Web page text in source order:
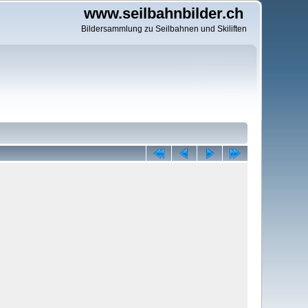
www.seilbahnbilder.ch
Bildersammlung zu Seilbahnen und Skiliften